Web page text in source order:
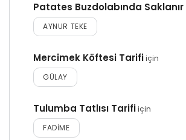
Patates Buzdolabında Saklanır
AYNUR TEKE
Mercimek Köftesi Tarifiiçin
GÜLAY
Tulumba Tatlısı Tarifiiçin
FADIME